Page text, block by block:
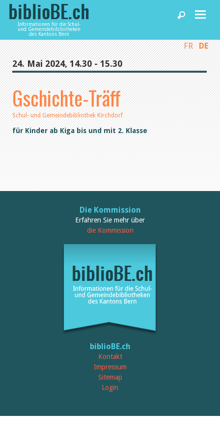
Informationen für die Schul-
und Gemeindebibliotheken
des Kantons Bern
Home
News und Fachbeiträge
Bibliotheken
Agenda
Dienstleistungen
biblioBE nutzen
FR DE
24. Mai 2024, 14.30 - 15.30
Gschichte-Träff
Schul- und Gemeindebibliothek Kirchdorf
für Kinder ab Kiga bis und mit 2. Klasse
Die Kommission
Erfahren Sie mehr über
die Kommission
biblioBE.ch
Kontakt
Impressum
Sitemap
Login